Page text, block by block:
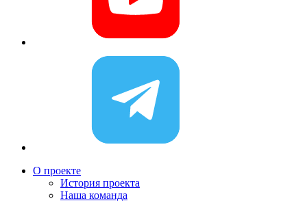
О проекте
История проекта
Наша команда